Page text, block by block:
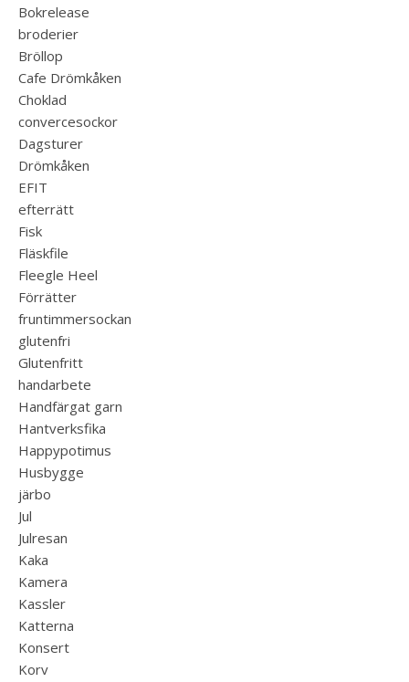
Bokrelease
broderier
Bröllop
Cafe Drömkåken
Choklad
convercesockor
Dagsturer
Drömkåken
EFIT
efterrätt
Fisk
Fläskfile
Fleegle Heel
Förrätter
fruntimmersockan
glutenfri
Glutenfritt
handarbete
Handfärgat garn
Hantverksfika
Happypotimus
Husbygge
järbo
Jul
Julresan
Kaka
Kamera
Kassler
Katterna
Konsert
Korv